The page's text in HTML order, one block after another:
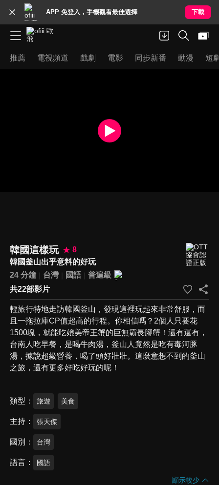
APP 免登入，手機觀看最佳選擇 下載
推薦 電視頻道 戲劇 電影 同步新番 動漫 短
韓國這樣玩
8
韓國釜山出乎意料的好玩
24 分鐘
台灣 國語
普遍級
共22部影片
輕旅行特地走訪韓國釜山，發現這裡玩起來非常舒服，而
且一拖拉庫CP值超高的行程。你相信嗎？2個人只要花
1500塊，就能吃媲美帝王蟹的巨無霸長腳蟹！還有還有，
台南人吃早餐，是喝牛肉湯，釜山人竟然是吃有毒河豚
湯，據說超級營養，喝了頭好壯壯。這麼意想不到的釜山
之旅，還有更多好吃好玩的呢！
類型 旅遊 美食
主持 張天傑
國別 台灣
語言 國語
顯示較少